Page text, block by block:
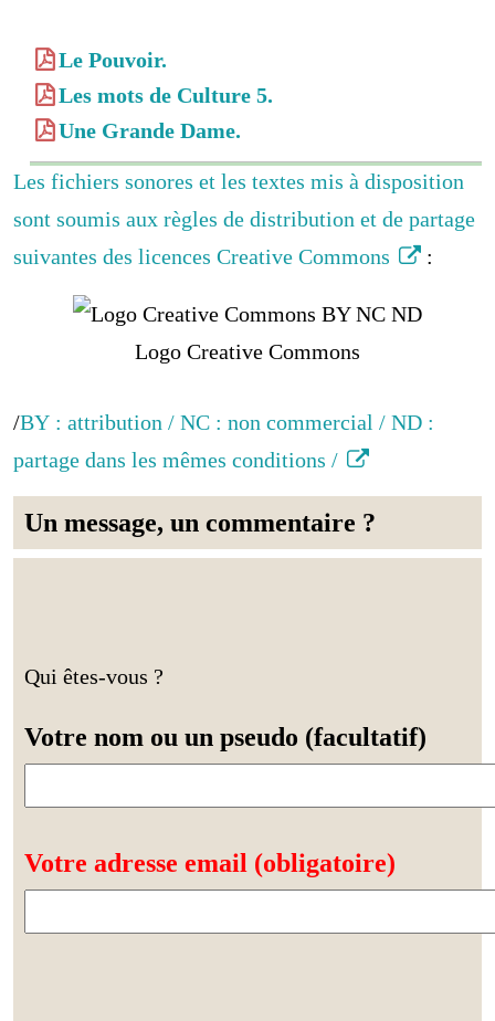
Le Pouvoir.
Les mots de Culture 5.
Une Grande Dame.
Les fichiers sonores et les textes mis à disposition
sont soumis aux règles de distribution et de partage
suivantes des licences Creative Commons
:
Logo Creative Commons
/BY : attribution / NC : non commercial / ND :
partage dans les mêmes conditions /
Un message, un commentaire ?
Qui êtes-vous ?
Votre nom ou un pseudo (facultatif)
Votre adresse email (obligatoire)